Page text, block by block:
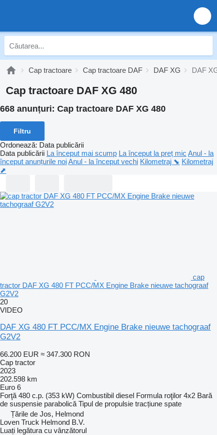
Cap tractoare Cap tractoare DAF DAF XG DAF
Cap tractoare DAF XG 480
668 anunțuri: Cap tractoare DAF XG 480
Filtru
Ordonează: Data publicării
Data publicării La început mai scump La început la preț mic Anul - la
început anunțurile noiAnul - la început vechi Kilometraj ⬊ Kilometraj
⬈
cap
tractor DAF XG 480 FT PCC/MX Engine Brake nieuwe tachograaf
G2V2
20
VIDEO
DAF XG 480 FT PCC/MX Engine Brake nieuwe tachograaf
G2V2
66.200 EUR ≈ 347.300 RON
Cap tractor
2023
202.598 km
Euro 6
Forţă 480 c.p. (353 kW) Combustibil diesel Formula roţilor 4x2 Bară
de suspensie parabolică Tipul de propulsie tracțiune spate
Țările de Jos, Helmond
Loven Truck Helmond B.V.
Luați legătura cu vânzătorul